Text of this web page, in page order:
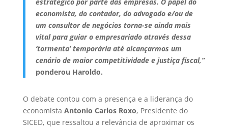
economista, do contador, do advogado e/ou de
um consultor de negócios torna-se ainda mais
vital para guiar o empresariado através dessa
‘tormenta’ temporária até alcançarmos um
cenário de maior competitividade e justiça fiscal,”
ponderou Haroldo.
O debate contou com a presença e a liderança do
economista Antonio Carlos Roxo, Presidente do
SICED, que ressaltou a relevância de aproximar os